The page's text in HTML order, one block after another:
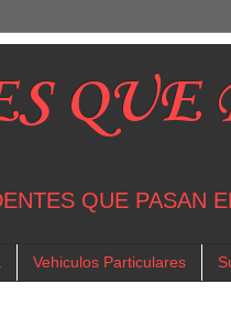
QUE
QUE PASAN
Vehiculos Particulares